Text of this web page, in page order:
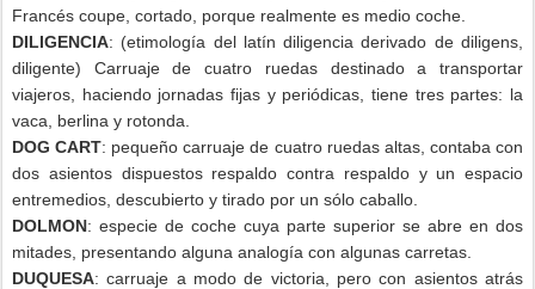
Francés coupe, cortado, porque realmente es medio coche.
DILIGENCIA: (etimología del latín diligencia derivado de diligens,
diligente) Carruaje de cuatro ruedas destinado a transportar
viajeros, haciendo jornadas fijas y periódicas, tiene tres partes: la
vaca, berlina y rotonda.
DOG CART: pequeño carruaje de cuatro ruedas altas, contaba con
dos asientos dispuestos respaldo contra respaldo y un espacio
entremedios, descubierto y tirado por un sólo caballo.
DOLMON: especie de coche cuya parte superior se abre en dos
mitades, presentando alguna analogía con algunas carretas.
DUQUESA: carruaje a modo de victoria, pero con asientos atrás